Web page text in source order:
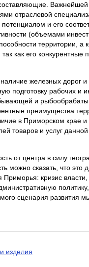
Важнейшей
отраслевой
и его
(объемами
территории, а
как его конкурентные
железных дорог
подготовку рабочих и
и
преимущества
в Приморском крае и
товаров и услуг
от центра в силу
можно сказать, что это
кризис власти,
сценария развития
изделия